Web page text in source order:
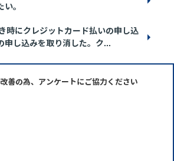
。
時にクレジットカード払いの申し込
申し込みを取り消した。ク...
善の為、アンケートにご協力ください